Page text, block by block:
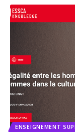
ENSEIGNEMENT